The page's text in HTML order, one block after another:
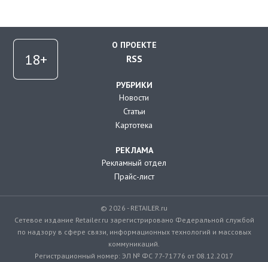
О ПРОЕКТЕ
RSS
РУБРИКИ
Новости
Статьи
Картотека
РЕКЛАМА
Рекламный отдел
Прайс-лист
© 2026 - RETAILER.ru
Сетевое издание Retailer.ru зарегистрировано Федеральной службой
по надзору в сфере связи, информационных технологий и массовых
коммуникаций.
Регистрационный номер: ЭЛ № ФС 77-71776 от 08.12.2017